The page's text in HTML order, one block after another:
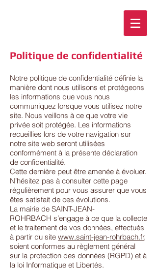
Politique de confidentialité
Notre politique de confidentialité définie la
manière dont nous utilisons et protégeons
les informations que vous nous
communiquez lorsque vous utilisez notre
site. Nous veillons à ce que votre vie
privée soit protégée. Les informations
recueillies lors de votre navigation sur
notre site web seront utilisées
conformément à la présente déclaration
de confidentialité.
Cette dernière peut être amenée à évoluer.
N’hésitez pas à consulter cette page
régulièrement pour vous assurer que vous
êtes satisfait de ces évolutions.
La mairie de SAINT-JEAN-
ROHRBACH s’engage à ce que la collecte
et le traitement de vos données, effectués
à partir du site www.saint-jean-rohrbach.fr,
soient conformes au règlement général
sur la protection des données (RGPD) et à
la loi Informatique et Libertés.